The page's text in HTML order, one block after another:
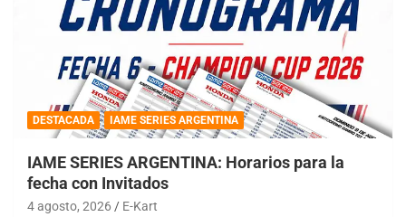
DESTACADA IAME SERIES ARGENTINA
IAME SERIES ARGENTINA: Horarios para la
fecha con Invitados
4 agosto, 2026 E-Kart